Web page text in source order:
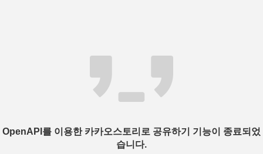
OpenAPI를 이용한 카카오스토리로 공유하기 기능이 종료되었
습니다.